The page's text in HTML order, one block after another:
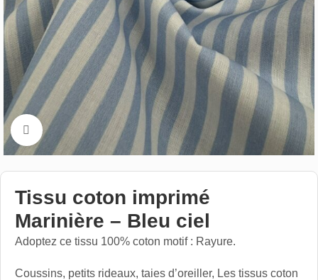
Cliquez pour aggrandir
Tissu coton imprimé
Marinière – Bleu ciel
Adoptez ce tissu 100% coton motif : Rayure.
Coussins, petits rideaux, taies d’oreiller, Les tissus coton